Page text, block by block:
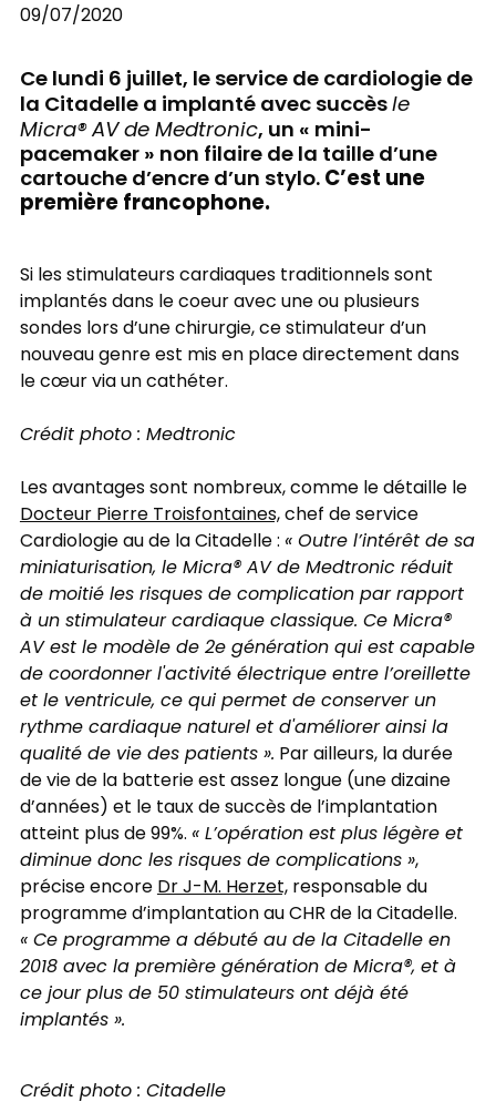
09/07/2020
Ce lundi 6 juillet, le service de cardiologie de
la Citadelle a implanté avec succèsle
Micra® AV de Medtronic, un « mini-
pacemaker » non filaire de la taille d’une
cartouche d’encre d’un stylo.C’est une
première francophone.
Si les stimulateurs cardiaques traditionnels sont
implantés dans le coeur avec une ou plusieurs
sondes lors d’une chirurgie, ce stimulateur d’un
nouveau genre est mis en place directement dans
le cœur via un cathéter.
Crédit photo : Medtronic
Les avantages sont nombreux, comme le détaille le
Docteur Pierre Troisfontaines,chef de service
Cardiologie au de la Citadelle :« Outre l’intérêt de sa
miniaturisation, le Micra® AV de Medtronic réduit
de moitié les risques de complication par rapport
à un stimulateur cardiaque classique. Ce Micra®
AV est le modèle de 2e génération qui est capable
de coordonner l'activité électrique entre l’oreillette
et le ventricule, ce qui permet de conserver un
rythme cardiaque naturel et d'améliorer ainsi la
qualité de vie des patients ». Par ailleurs, la durée
de vie de la batterie est assez longue (une dizaine
d’années) et le taux de succès de l’implantation
atteint plus de 99%.« L’opération est plus légère et
diminue donc les risques de complications »,
précise encoreDr J-M. Herzet,responsable du
programme d’implantation au CHR de la Citadelle.
« Ce programme a débuté au de la Citadelle en
2018 avec la première génération de Micra®, et à
ce jour plus de 50 stimulateurs ont déjà été
implantés ».
Crédit photo : Citadelle